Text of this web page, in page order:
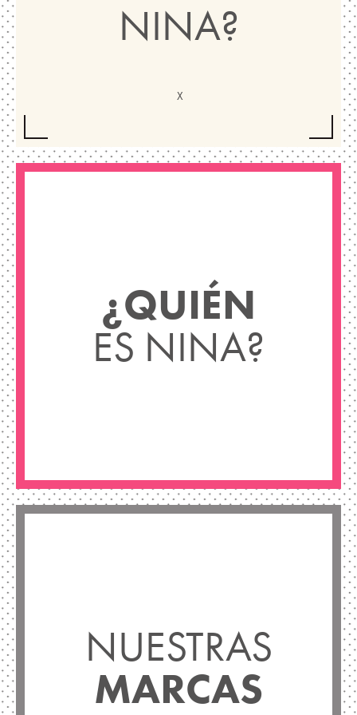
NINA?
¿QUIÉN
ES NINA?
NUESTRAS
MARCAS